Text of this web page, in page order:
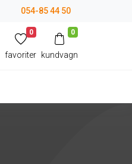
054-85 44 50
0
favoriter
0
kundvagn